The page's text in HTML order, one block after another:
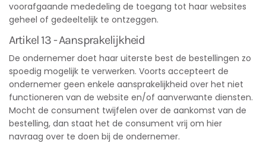
voorafgaande mededeling de toegang tot haar websites
geheel of gedeeltelijk te ontzeggen.
Artikel 13 - Aansprakelijkheid
De ondernemer doet haar uiterste best de bestellingen zo
spoedig mogelijk te verwerken. Voorts accepteert de
ondernemer geen enkele aansprakelijkheid over het niet
functioneren van de website en/of aanverwante diensten.
Mocht de consument twijfelen over de aankomst van de
bestelling, dan staat het de consument vrij om hier
navraag over te doen bij de ondernemer.